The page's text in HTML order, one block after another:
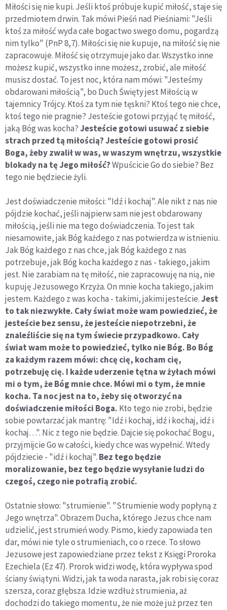
Miłości się nie kupi. Jeśli ktoś próbuje kupić miłość, staje się
przedmiotem drwin. Tak mówi Pieśń nad Pieśniami: "Jeśli
ktoś za miłość wyda całe bogactwo swego domu, pogardzą
nim tylko" (PnP 8,7). Miłości się nie kupuje, na miłość się nie
zapracowuje. Miłość się otrzymuje jako dar. Wszystko inne
możesz kupić, wszystko inne możesz, zrobić, ale miłość
musisz dostać. To jest noc, która nam mówi: "Jesteśmy
obdarowani miłością", bo Duch Święty jest Miłością w
tajemnicy Trójcy. Ktoś za tym nie tęskni? Ktoś tego nie chce,
ktoś tego nie pragnie? Jesteście gotowi przyjąć tę miłość,
jaką Bóg was kocha?Jesteście gotowi usuwać z siebie
strach przed tą miłością? Jesteście gotowi prosić
Boga, żeby zwalił w was, w waszym wnętrzu, wszystkie
blokady na tę Jego miłość?Wpuścicie Go do siebie? Bez
tego nie będziecie żyli.
Jest doświadczenie miłości: "Idź i kochaj". Ale nikt z nas nie
pójdzie kochać, jeśli najpierw sam nie jest obdarowany
miłością, jeśli nie ma tego doświadczenia. To jest tak
niesamowite, jak Bóg każdego z nas potwierdza w istnieniu.
Jak Bóg każdego z nas chce, jak Bóg każdego z nas
potrzebuje, jak Bóg kocha każdego z nas - takiego, jakim
jest. Nie zarabiam na tę miłość, nie zapracowuję na nią, nie
kupuję Jezusowego Krzyża. On mnie kocha takiego, jakim
jestem. Każdego z was kocha - takimi, jakimi jesteście.Jest
to tak niezwykłe. Cały świat może wam powiedzieć, że
jesteście bez sensu, że jesteście niepotrzebni, że
znaleźliście się na tym świecie przypadkowo. Cały
świat wam może to powiedzieć, tylko nie Bóg. Bo Bóg
za każdym razem mówi: chcę cię, kocham cię,
potrzebuję cię. I każde uderzenie tętna w żyłach mówi
mi o tym, że Bóg mnie chce. Mówi mi o tym, że mnie
kocha. Ta noc jest na to, żeby się otworzyć na
doświadczenie miłości Boga. Kto tego nie zrobi, będzie
sobie powtarzać jak mantrę: "Idź i kochaj, idź i kochaj, idź i
kochaj…". Nic z tego nie będzie. Dajcie się pokochać Bogu,
przyjmijcie Go w całości, kiedy chce was wypełnić. Wtedy
pójdziecie - "idź i kochaj". Bez tego będzie
moralizowanie, bez tego będzie wysyłanie ludzi do
czegoś, czego nie potrafią zrobić.
Ostatnie słowo: "strumienie". "Strumienie wody popłyną z
Jego wnętrza". Obrazem Ducha, którego Jezus chce nam
udzielić, jest strumień wody. Pismo, kiedy zapowiada ten
dar, mówi nie tyle o strumieniach, co o rzece. To słowo
Jezusowe jest zapowiedziane przez tekst z Księgi Proroka
Ezechiela (Ez 47). Prorok widzi wodę, która wypływa spod
ściany świątyni. Widzi, jak ta woda narasta, jak robi się coraz
szersza, coraz głębsza. Idzie wzdłuż strumienia, aż
dochodzi do takiego momentu, że nie może już przez ten